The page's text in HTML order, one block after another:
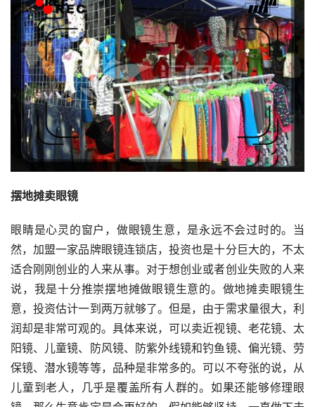
摆地摊卖眼镜
眼睛是心灵的窗户，做眼镜生意，是永远不会过时的。当
然，加盟一家品牌眼镜连锁店，投资也是十分巨大的，不太
适合刚刚创业的人来从事。对于想创业或者创业失败的人来
说，我是十分推崇摆地摊做眼镜生意的。做地摊卖眼镜生
意，投资估计一到两万就够了。但是，由于需求量很大，利
润却是非常可观的。具体来说，可以卖近视镜、老花镜、太
阳镜、儿童镜、防风镜、防紫外线镜和钓鱼镜、偏光镜、劳
保镜、潜水镜等等，品种是非常多的。可以不夸张的说，从
儿童到老人，几乎是覆盖所有人群的。如果还能够修理眼